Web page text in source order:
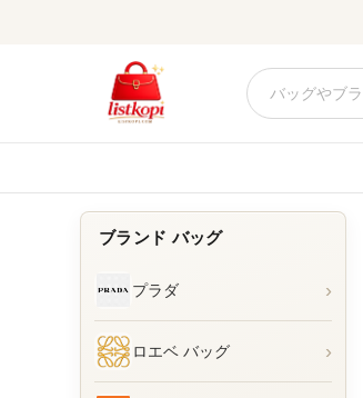
ブランド バッグ
プラダ ›
ロエベ バッグ ›